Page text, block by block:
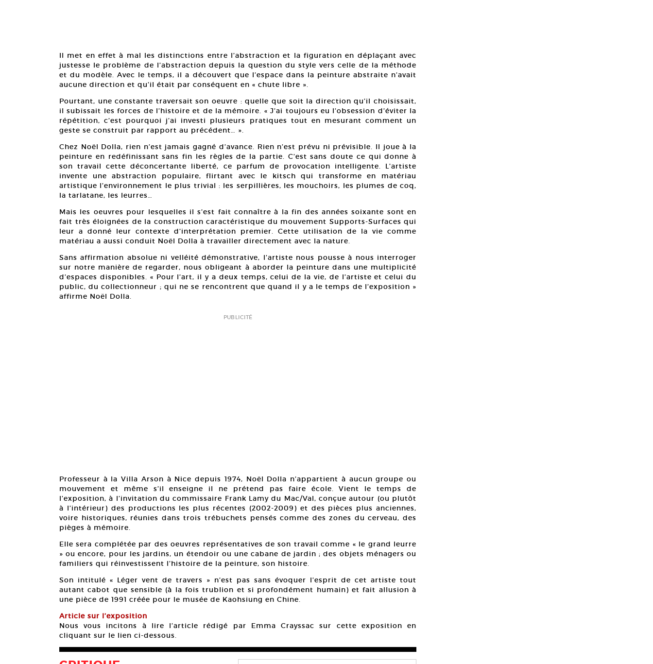
Il met en effet à mal les distinctions entre l’abstraction et la figuration en déplaçant avec
justesse le problème de l’abstraction depuis la question du style vers celle de la méthode
et du modèle. Avec le temps, il a découvert que l’espace dans la peinture abstraite n’avait
aucune direction et qu’il était par conséquent en « chute libre ».
Pourtant, une constante traversait son oeuvre : quelle que soit la direction qu’il choisissait,
il subissait les forces de l’histoire et de la mémoire. « J’ai toujours eu l’obsession d’éviter la
répétition, c’est pourquoi j’ai investi plusieurs pratiques tout en mesurant comment un
geste se construit par rapport au précédent… ».
Chez Noël Dolla, rien n’est jamais gagné d’avance. Rien n’est prévu ni prévisible. Il joue à la
peinture en redéfinissant sans fin les règles de la partie. C’est sans doute ce qui donne à
son travail cette déconcertante liberté, ce parfum de provocation intelligente. L’artiste
invente une abstraction populaire, flirtant avec le kitsch qui transforme en matériau
artistique l’environnement le plus trivial : les serpillières, les mouchoirs, les plumes de coq,
la tarlatane, les leurres…
Mais les oeuvres pour lesquelles il s’est fait connaître à la fin des années soixante sont en
fait très éloignées de la construction caractéristique du mouvement Supports-Surfaces qui
leur a donné leur contexte d’interprétation premier. Cette utilisation de la vie comme
matériau a aussi conduit Noël Dolla à travailler directement avec la nature.
Sans affirmation absolue ni velléité démonstrative, l’artiste nous pousse à nous interroger
sur notre manière de regarder, nous obligeant à aborder la peinture dans une multiplicité
d’espaces disponibles. « Pour l’art, il y a deux temps, celui de la vie, de l’artiste et celui du
public, du collectionneur ; qui ne se rencontrent que quand il y a le temps de l’exposition »
affirme Noël Dolla.
PUBLICITÉ
Professeur à la Villa Arson à Nice depuis 1974, Noël Dolla n’appartient à aucun groupe ou
mouvement et même s’il enseigne il ne prétend pas faire école. Vient le temps de
l’exposition, à l’invitation du commissaire Frank Lamy du Mac/Val, conçue autour (ou plutôt
à l’intérieur) des productions les plus récentes (2002-2009) et des pièces plus anciennes,
voire historiques, réunies dans trois trébuchets pensés comme des zones du cerveau, des
pièges à mémoire.
Elle sera complétée par des oeuvres représentatives de son travail comme « le grand leurre
» ou encore, pour les jardins, un étendoir ou une cabane de jardin ; des objets ménagers ou
familiers qui réinvestissent l’histoire de la peinture, son histoire.
Son intitulé « Léger vent de travers » n’est pas sans évoquer l’esprit de cet artiste tout
autant cabot que sensible (à la fois trublion et si profondément humain) et fait allusion à
une pièce de 1991 créée pour le musée de Kaohsiung en Chine.
Article sur l’exposition
Nous vous incitons à lire l’article rédigé par Emma Crayssac sur cette exposition en
cliquant sur le lien ci-dessous.